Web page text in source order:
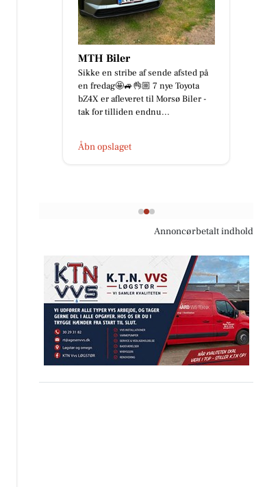
Vesthimmerlands og Farsø
Begravelse
Vi bærer alle rundt på vores egen
lille rygsæk gennem livet. En
rygsæk fyldt med oplevelser,
Åbn opslaget
Annoncørbetalt indhold